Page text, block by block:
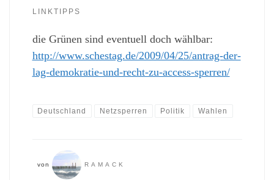
LINKTIPPS
die Grünen sind eventuell doch wählbar:
http://www.schestag.de/2009/04/25/antrag-der-
lag-demokratie-und-recht-zu-access-sperren/
Deutschland Netzsperren Politik Wahlen
von RAMACK